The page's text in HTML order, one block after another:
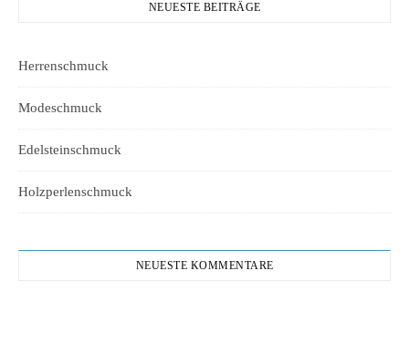
NEUESTE BEITRÄGE
Herrenschmuck
Modeschmuck
Edelsteinschmuck
Holzperlenschmuck
NEUESTE KOMMENTARE